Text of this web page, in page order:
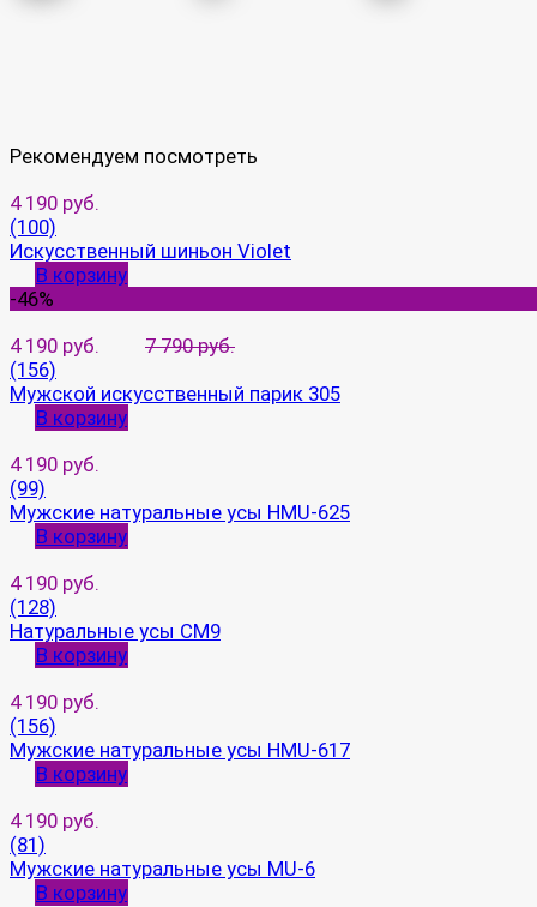
Рекомендуем посмотреть
4 190 руб.
(100)
Искусственный шиньон Violet
В корзину
-46%
4 190 руб.
7 790 руб.
(156)
Мужской искусственный парик 305
В корзину
4 190 руб.
(99)
Мужские натуральные усы HMU-625
В корзину
4 190 руб.
(128)
Натуральные усы CM9
В корзину
4 190 руб.
(156)
Мужские натуральные усы HMU-617
В корзину
4 190 руб.
(81)
Мужские натуральные усы MU-6
В корзину